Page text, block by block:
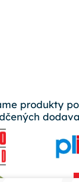
produkty